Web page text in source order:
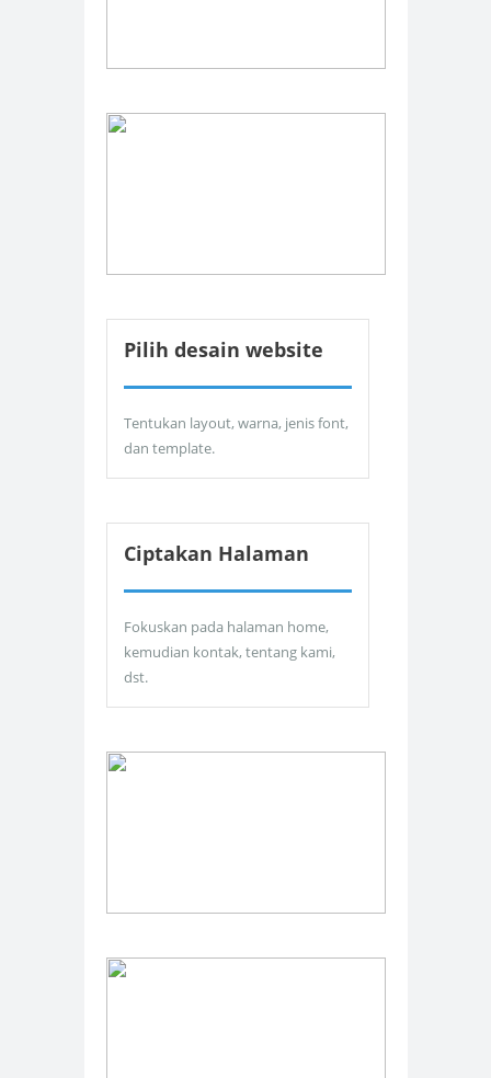
Pilih desain website
Tentukan layout, warna, jenis font,
dan template.
Ciptakan Halaman
Fokuskan pada halaman home,
kemudian kontak, tentang kami,
dst.